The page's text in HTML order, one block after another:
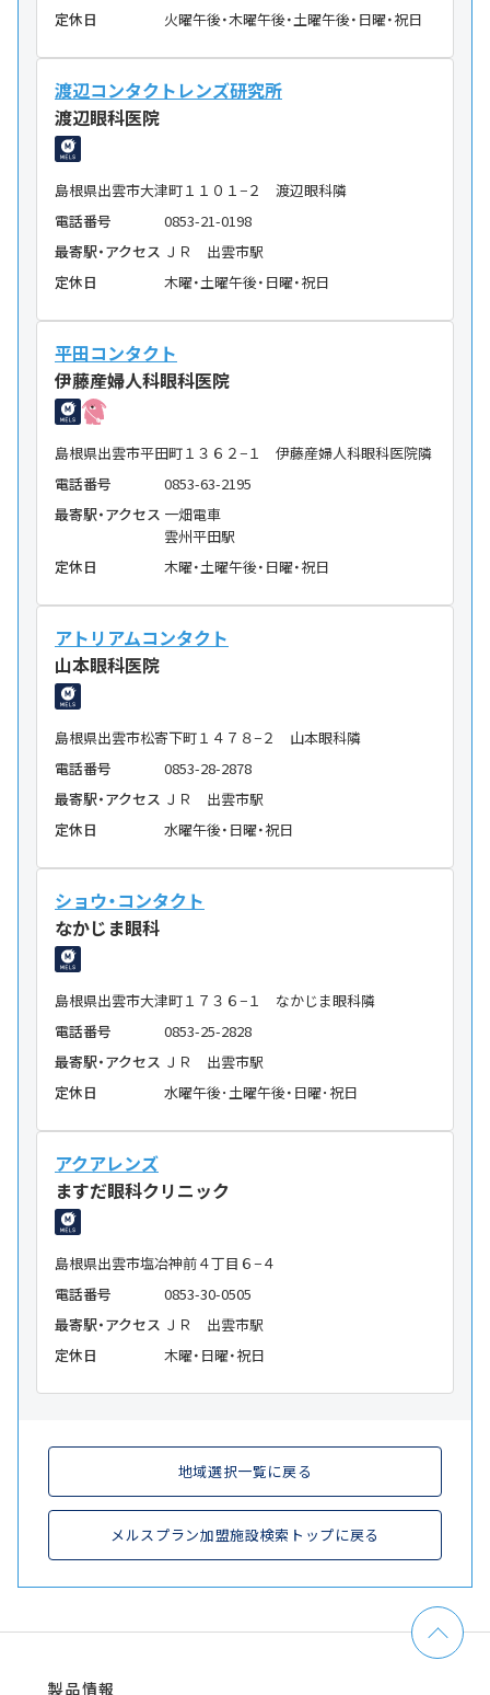
定休日
火曜午後・木曜午後・土曜午後・日曜・祝日
渡辺コンタクトレンズ研究所
渡辺眼科医院
島根県出雲市大津町１１０１−２ 渡辺眼科隣
電話番号
0853-21-0198
最寄駅・アクセス ＪＲ 出雲市駅
定休日
木曜・土曜午後・日曜・祝日
平田コンタクト
伊藤産婦人科眼科医院
島根県出雲市平田町１３６２−１ 伊藤産婦人科眼科医院隣
電話番号
0853-63-2195
最寄駅・アクセス 一畑電車
雲州平田駅
定休日
木曜・土曜午後・日曜・祝日
アトリアムコンタクト
山本眼科医院
島根県出雲市松寄下町１４７８−２ 山本眼科隣
電話番号
0853-28-2878
最寄駅・アクセス ＪＲ 出雲市駅
定休日
水曜午後・日曜・祝日
ショウ・コンタクト
なかじま眼科
島根県出雲市大津町１７３６−１ なかじま眼科隣
電話番号
0853-25-2828
最寄駅・アクセス ＪＲ 出雲市駅
定休日
水曜午後･土曜午後・日曜･祝日
アクアレンズ
ますだ眼科クリニック
島根県出雲市塩冶神前４丁目６−４
電話番号
0853-30-0505
最寄駅・アクセス ＪＲ 出雲市駅
定休日
木曜・日曜・祝日
地域選択一覧に戻る
メルスプラン加盟施設検索トップに戻る
製品情報